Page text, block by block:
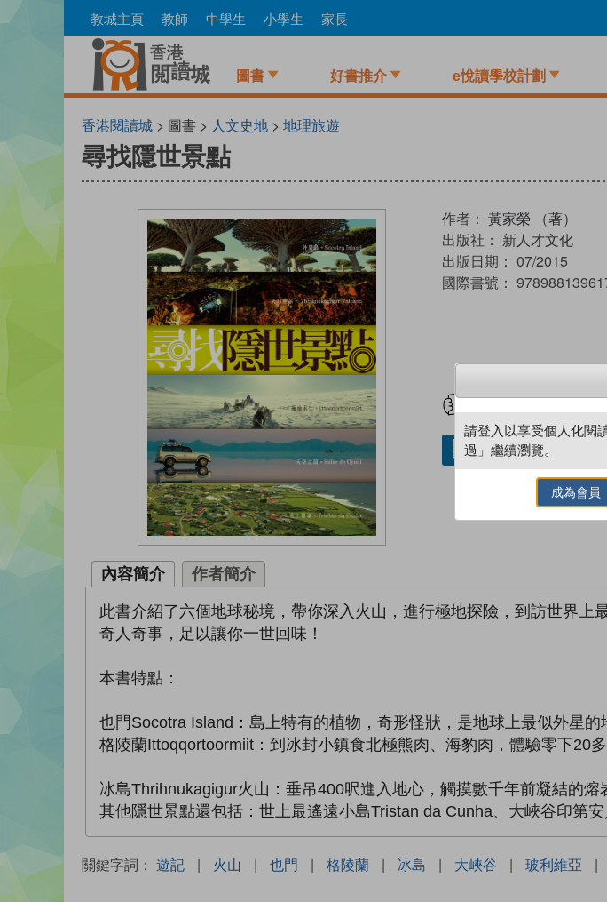
to
教城主頁 教師 中學生 小學生 家長
圖書 好書推介 e悅讀學校計劃
香港閱讀城 > 圖書 > 人文史地 > 地理旅遊
尋找隱世景點
作者： 黃家榮 （著）
出版社： 新人才文化
出版日期： 07/2015
國際書號：
借閱實體書
內容簡介 作者簡介
此書介紹了六個地球秘境，帶你深入火山，進行極地探險，到訪世界
奇人奇事，足以讓你一世回味！
本書特點：
也門Socotra Island：島上特有的植物，奇形怪狀，是地球上最似外星的
格陵蘭Ittoqqortoormiit：到冰封小鎮食北極熊肉、海豹肉，體驗零下20多
冰島Thrihnukagigur火山：垂吊400呎進入地心，觸摸數千年前凝結的熔
其他隱世景點還包括：世上最遙遠小島Tristan da Cunha、大峽谷印第
關鍵字詞： 遊記 | 火山 | 也門 | 格陵蘭 | 冰島 | 大峽谷 | 玻利維亞 |
請登入以享受個人化閱
過」繼續瀏覽。
成為會員